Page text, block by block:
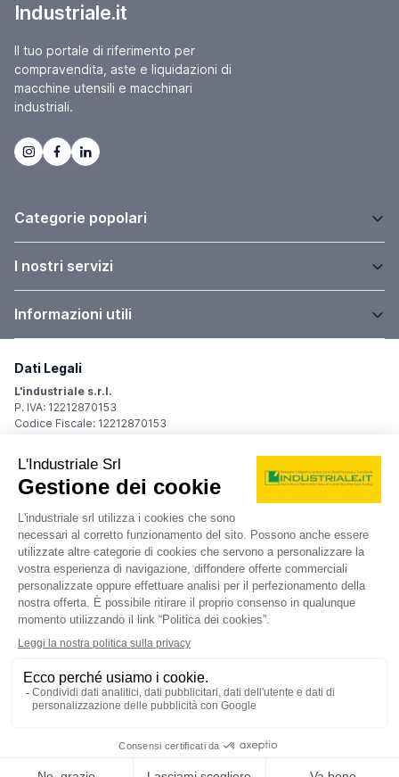
Industriale.it
Il tuo portale di riferimento per
compravendita, aste e liquidazioni di
macchine utensili e macchinari
industriali.
Categorie popolari
I nostri servizi
Informazioni utili
Dati Legali
L'industriale s.r.l.
P. IVA: 12212870153
Codice Fiscale: 12212870153
Sede Legale
Via Carlo Dolci, 32
20148 Milano (MI)
Italy
Registro Imprese
Iscrizione R.I.: 12212870153
REA: MI-1539011
Capitale sociale: Euro 10.400,00 i.v.
Contatti
info@industriale.it
PEC:industriale@pec.industriale.it
02 8969 3116
Informativa privacy - Cookie
| Condizioni di navigazione